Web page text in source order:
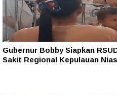
Gubernur Bobby Siapkan
Sakit Regional Kepulauan Nias